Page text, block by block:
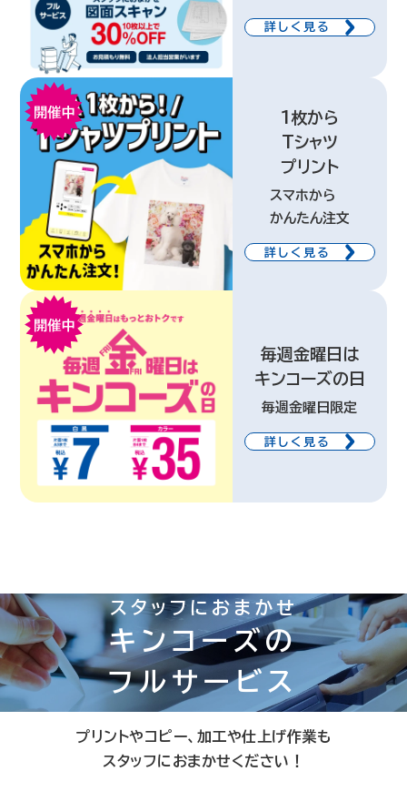
詳しく見る
1枚から
Tシャツ
プリント
スマホから
かんたん注文
詳しく見る
毎週金曜日は
キンコーズの日
毎週金曜日限定
詳しく見る
スタッフにおまかせ
キンコーズの
フルサービス
プリントやコピー、加工や仕上げ作業も
スタッフにおまかせください！